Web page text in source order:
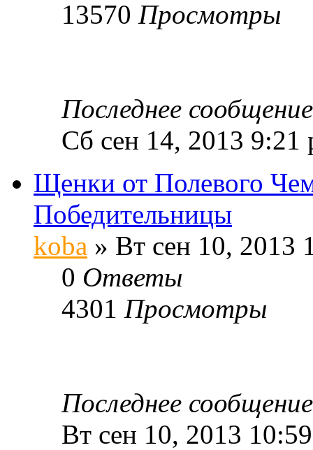
13570 Просмотры
Последнее
Сб сен 14, 2013 9:21
Щенки от Полевого
Победительницы
koba » Вт сен 10, 2013
0 Ответы
4301 Просмотры
Последнее
Вт сен 10, 2013